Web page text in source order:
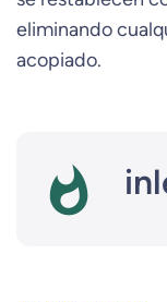
eliminando
acopiado.